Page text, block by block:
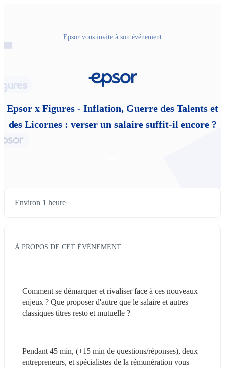
Epsor vous invite à son événement
Epsor x Figures - Inflation, Guerre des Talents et
des Licornes : verser un salaire suffit-il encore ?
Environ 1 heure
À PROPOS DE CET ÉVÉNEMENT
Comment se démarquer et rivaliser face à ces nouveaux
enjeux ? Que proposer d'autre que le salaire et autres
classiques titres resto et mutuelle ?
Pendant 45 min, (+15 min de questions/réponses), deux
entrepreneurs, et spécialistes de la rémunération vous